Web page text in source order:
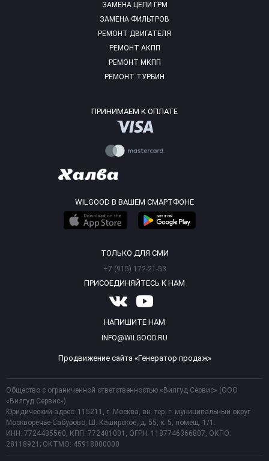
ЗАМЕНА ЦЕПИ ГРМ
ЗАМЕНА ФИЛЬТРОВ
РЕМОНТ ДВИГАТЕЛЯ
РЕМОНТ АКПП
РЕМОНТ МКПП
РЕМОНТ ТУРБИН
ПРИНИМАЕМ К ОПЛАТЕ
WILGOOD В ВАШЕМ СМАРТФОНЕ
ТОЛЬКО ДЛЯ СМИ
+7 (915) 172-21-53
ПРИСОЕДИНЯЙТЕСЬ К НАМ
НАПИШИТЕ НАМ
INFO@WILGOOD.RU
Продвижение сайта «Генератор продаж»
Общество с ограниченной ответственностью «Вилгуд Сервис» (ООО
«Вилгуд Сервис»)
Юридический адрес: 115211, г. Москва, вн. тер. г. муниципальный округ
Москворечье-Сабурово, Ш. Каширское, д. 55, к. 5, помещ. 1/1.
ИНН: 7724435560, КПП: 772401001, ОГРН: 1187746366807, ОКПО:
28118921; ОКТМО: 45918000000